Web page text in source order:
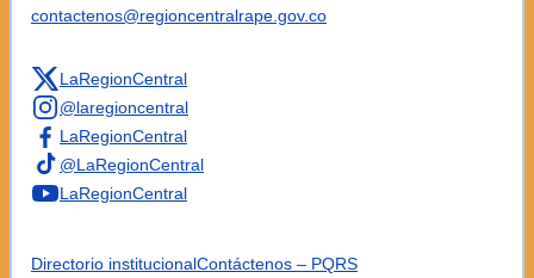
contactenos@regioncentralrape.gov.co
LaRegionCentral
@laregioncentral
LaRegionCentral
@LaRegionCentral
LaRegionCentral
Directorio institucionalContáctenos – PQRS